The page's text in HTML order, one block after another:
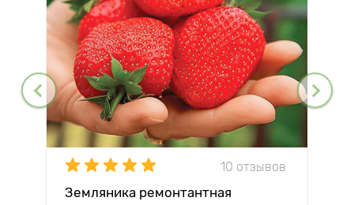
10 отзывов
Земляника ремонтантная